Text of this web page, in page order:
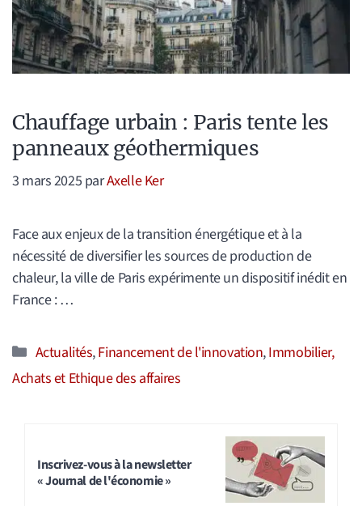
Chauffage urbain : Paris tente les
panneaux géothermiques
3 mars 2025 parAxelle Ker
Face aux enjeux de la transition énergétique et à la
nécessité de diversifier les sources de production de
chaleur, la ville de Paris expérimente un dispositif inédit en
France : …
Catégories
Actualités,Financement de l'innovation,Immobilier,
Achats et Ethique des affaires
Inscrivez-vous à la newsletter
« Journal de l'économie »